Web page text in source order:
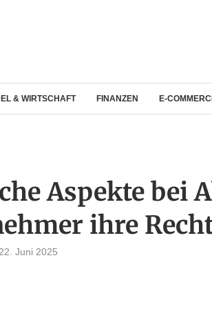
& WIRTSCHAFT FINANZEN E-
Aspekte bei
ihre
22. Juni 2025